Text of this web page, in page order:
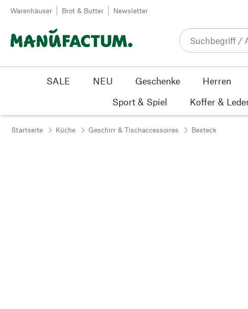
Zum Inhalt springen
Warenhäuser Brot & Butter Newsletter
SALE NEU Geschenke Herren
Sport & Spiel
Koffer &
Startseite Küche Geschirr & Tischaccessoires Besteck